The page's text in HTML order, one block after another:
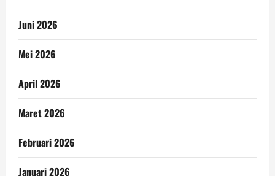
Juni 2026
Mei 2026
April 2026
Maret 2026
Februari 2026
Januari 2026